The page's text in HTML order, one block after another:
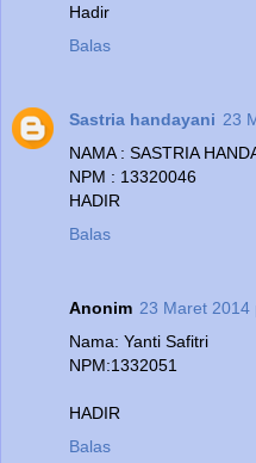
Hadir
Balas
Sastria handayani 23
NAMA : SASTRIA
NPM : 13320046
HADIR
Balas
Anonim 23 Maret 2014
Nama: Yanti Safitri
NPM:1332051
HADIR
Balas